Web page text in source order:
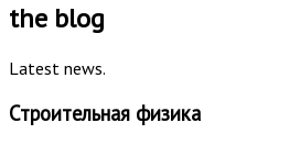
the blog
Latest news.
Строительная физика